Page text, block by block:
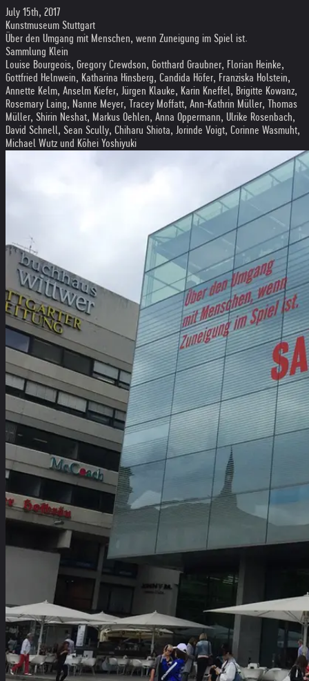
July 15th, 2017
Kunstmuseum Stuttgart
Über den Umgang mit Menschen, wenn Zuneigung im Spiel ist.
Sammlung Klein
Louise Bourgeois, Gregory Crewdson, Gotthard Graubner, Florian Heinke,
Gottfried Helnwein, Katharina Hinsberg, Candida Höfer, Franziska Holstein,
Annette Kelm, Anselm Kiefer, Jürgen Klauke, Karin Kneffel, Brigitte Kowanz,
Rosemary Laing, Nanne Meyer, Tracey Moffatt, Ann-Kathrin Müller, Thomas
Müller, Shirin Neshat, Markus Oehlen, Anna Oppermann, Ulrike Rosenbach,
David Schnell, Sean Scully, Chiharu Shiota, Jorinde Voigt, Corinne Wasmuht,
Michael Wutz und Kōhei Yoshiyuki